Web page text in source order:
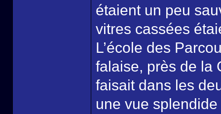
étaient un peu
vitres cassées
L’école des
falaise, près de la
faisait dans les
une vue